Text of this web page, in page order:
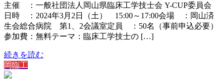
主催 ：一般社団法人岡山県臨床工学技士会 Y-CUP委員会
日時 ：2024年3月2日（土） 15:00～17:00会場 ：岡山済
生会総合病院 第1、2会議室定員 ：50名（事前申込必要）
参加費：無料テーマ：臨床工学技士の […]
続きを読む
岡臨工